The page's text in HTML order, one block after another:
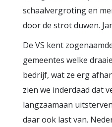
schaalvergroting en
door de strot duwen.
De VS kent
gemeentes welke
bedrijf, wat ze erg
zien we inderdaad dat
langzaamaan
daar ook last van.